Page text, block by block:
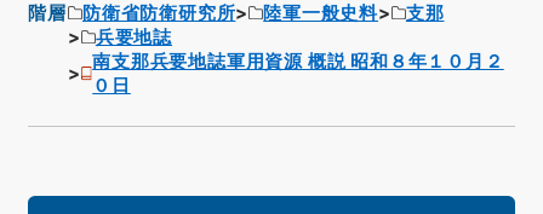
階層 防衛省防衛研究所 陸軍一般史料
支那
兵要地誌
南支那兵要地誌軍用資源 概説 昭和８年１０月２
０日